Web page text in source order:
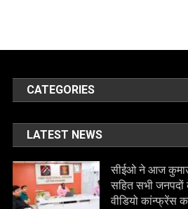
CATEGORIES
LATEST NEWS
सीईओ ने आज
सहित सभी जनपदों
वीडियो कांन्फ्रेंस